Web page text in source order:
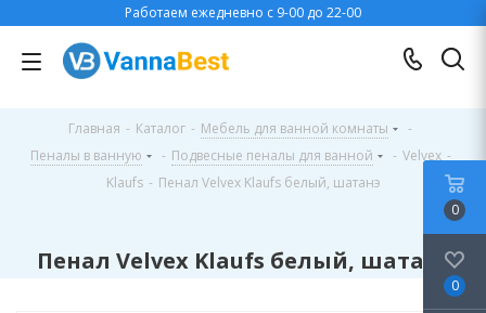
Работаем ежедневно с 9-00 до 22-00
Главная - Каталог - Мебель для ванной комнаты
-
Пеналы в ванную
- Подвесные пеналы для ванной - Velvex -
Klaufs - Пенал Velvex Klaufs белый, шатанэ
Пенал Velvex Klaufs белый, шатанэ
0
0